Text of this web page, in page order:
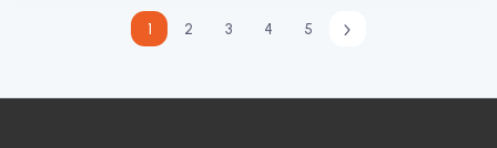
1 2 3 4 5